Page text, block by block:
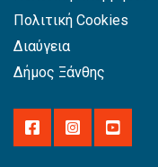
Πολιτική Cookies
Διαύγεια
Δήμος Ξάνθης